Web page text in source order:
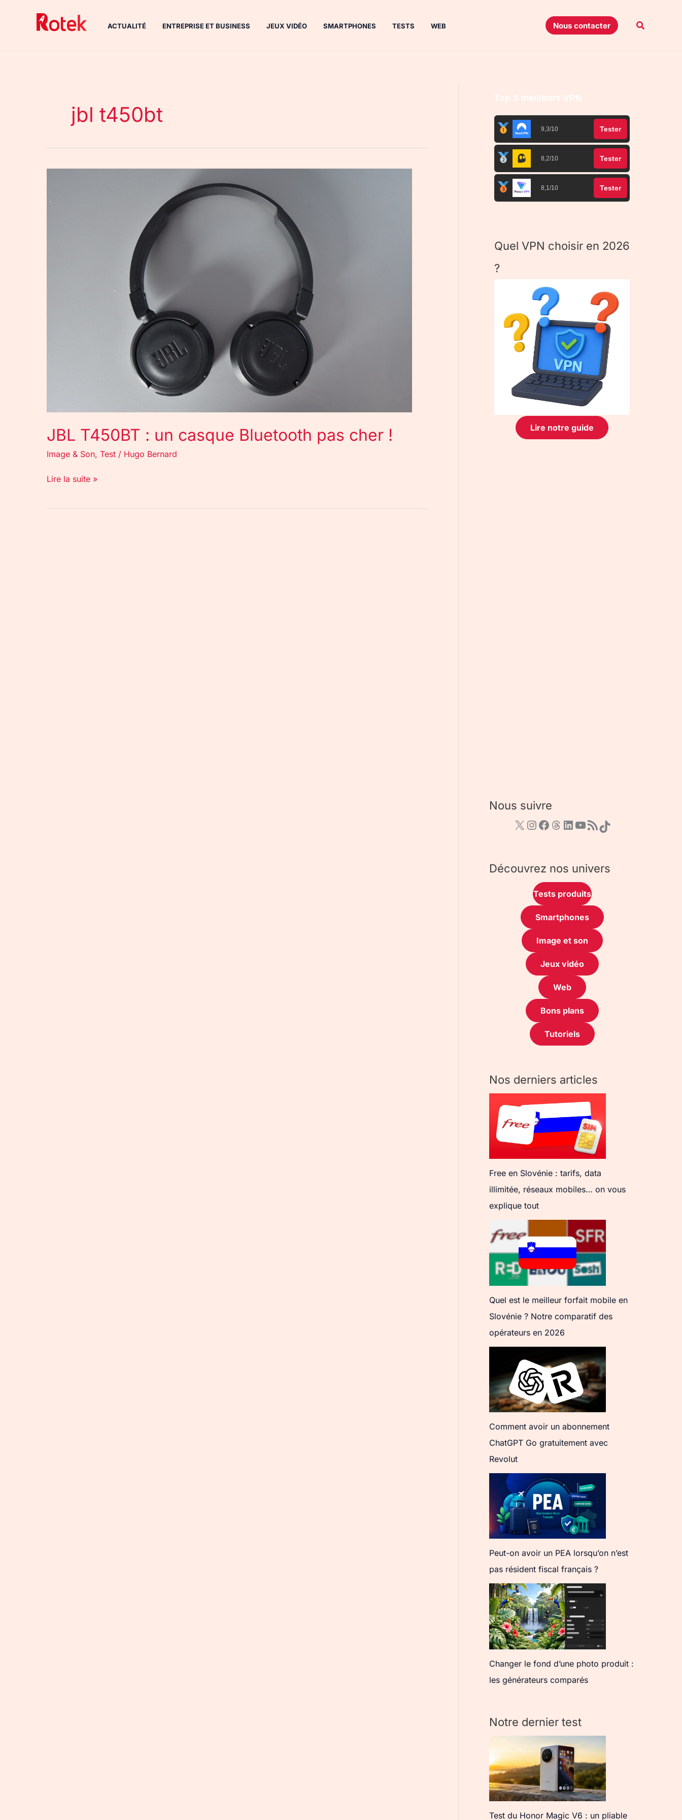
ACTUALITÉ ENTREPRISE ET BUSINESS JEUX VIDÉO SMARTPHONES TESTS WEB Nous contacter
jbl t450bt
JBL T450BT : un casque Bluetooth pas cher !
Image & Son, Test / Hugo Bernard
Lire la suite »
Top 3 meilleurs VPN
9,3/10 Tester
8,2/10 Tester
8,1/10 Tester
Quel VPN choisir en 2026
?
Lire notre guide
Nous suivre
Découvrez nos univers
Tests produits
Smartphones
Image et son
Jeux vidéo
Web
Bons plans
Tutoriels
Nos derniers articles
Free en Slovénie : tarifs, data
illimitée, réseaux mobiles… on vous
explique tout
Quel est le meilleur forfait mobile en
Slovénie ? Notre comparatif des
opérateurs en 2026
Comment avoir un abonnement
ChatGPT Go gratuitement avec
Revolut
Peut-on avoir un PEA lorsqu’on n’est
pas résident fiscal français ?
Changer le fond d’une photo produit :
les générateurs comparés
Notre dernier test
Test du Honor Magic V6 : un pliable